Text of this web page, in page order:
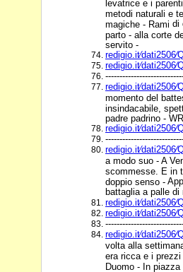
levatrice e i
metodi naturali e
magiche - Rami di
parto - alla corte
servito -
momento del
insindacabile,
padre padrino -
a modo suo - A
scommesse. E in
doppio senso -
battaglia a palle di
volta alla
era ricca e i
Duomo - In piazza